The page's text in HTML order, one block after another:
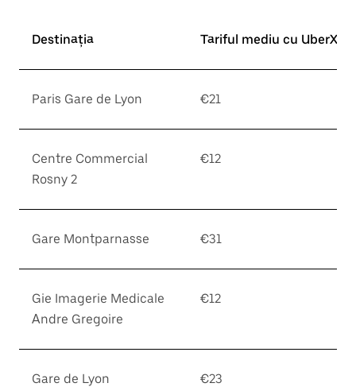
Destinația Tariful mediu cu UberX*
Paris Gare de Lyon €21
Centre Commercial
Rosny 2
€12
Gare Montparnasse €31
Gie Imagerie Medicale
Andre Gregoire
€12
Gare de Lyon €23